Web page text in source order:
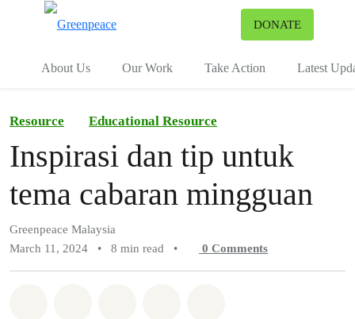
DONATE
About Us Our Work Take Action Latest
Resource Educational Resource
Inspirasi dan tip untuk
tema cabaran mingguan
Greenpeace Malaysia
March 11, 2024
• 8 min read • 0 Comments